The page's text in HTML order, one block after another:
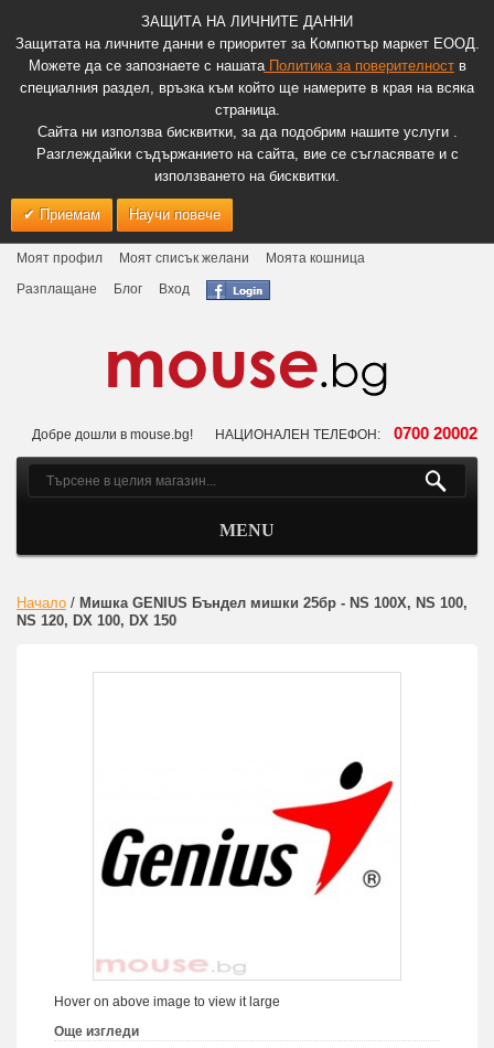
ЗАЩИТА НА ЛИЧНИТЕ ДАННИ
Защитата на личните данни е приоритет за Компютър маркет ЕООД.
Можете да се запознаете с нашатаПолитика за поверителноств
специалния раздел, връзка към който ще намерите в края на всяка
страница.
Сайта ни използва бисквитки, за да подобрим нашите услуги .
Разглеждайки съдържанието на сайта, вие се съгласявате и с
използването на бисквитки.
Приемам Научи повече
Моят профил Моят списък желани
Моята кошница
Разплащане
Блог Вход
Добре дошли в mouse.bg! НАЦИОНАЛЕН ТЕЛЕФОН: 0700 20002
MENU
Начало / Мишка GENIUS Бъндел мишки 25бр - NS 100X, NS 100,
NS 120, DX 100, DX 150
Hover on above image to view it large
Още изгледи